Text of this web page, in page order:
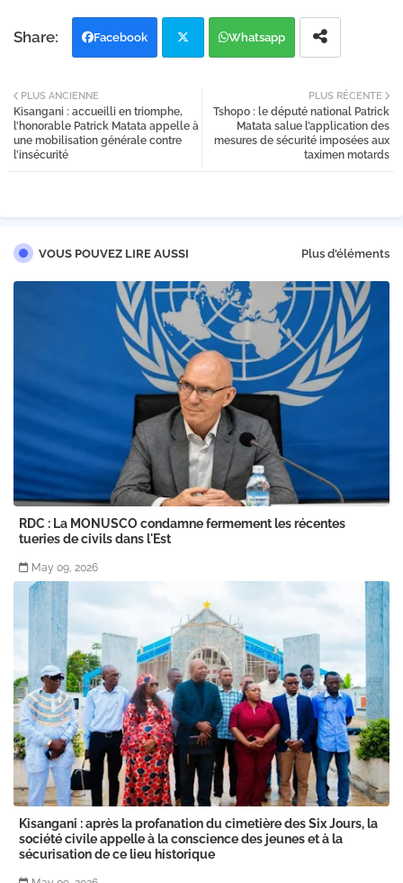
Facebook
tter
Whatsapp
PLUS RÉCENTE
Tshopo : le député national Patrick
Matata salue l’application des
mesures de sécurité imposées aux
taximen motards
PLUS ANCIENNE
Kisangani : accueilli en triomphe,
l’honorable Patrick Matata appelle à
une mobilisation générale contre
l’insécurité
VOUS POUVEZ LIRE AUSSI Plus d'éléments
RDC : La MONUSCO condamne fermement les récentes
tueries de civils dans l'Est
May 09, 2026
Kisangani : après la profanation du cimetière des Six Jours, la
société civile appelle à la conscience des jeunes et à la
sécurisation de ce lieu historique